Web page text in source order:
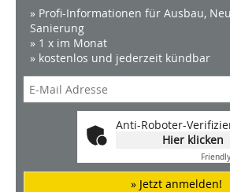
» Profi-Informationen für Ausbau,
Sanierung
» 1 x im Monat
» kostenlos und jederzeit kündbar
Anti-Roboter-
Hier klicken
Friendly
» Jetzt anmelden!